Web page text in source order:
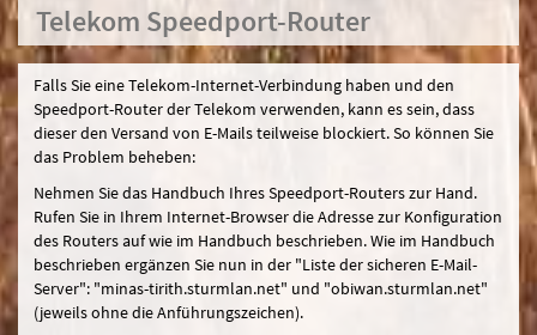
Telekom Speedport-Router
Falls Sie eine Telekom-Internet-Verbindung haben und den
Speedport-Router der Telekom verwenden, kann es sein, dass
dieser den Versand von E-Mails teilweise blockiert. So können Sie
das Problem beheben:
Nehmen Sie das Handbuch Ihres Speedport-Routers zur Hand.
Rufen Sie in Ihrem Internet-Browser die Adresse zur Konfiguration
des Routers auf wie im Handbuch beschrieben. Wie im Handbuch
beschrieben ergänzen Sie nun in der "Liste der sicheren E-Mail-
Server": "minas-tirith.sturmlan.net" und "obiwan.sturmlan.net"
(jeweils ohne die Anführungszeichen).